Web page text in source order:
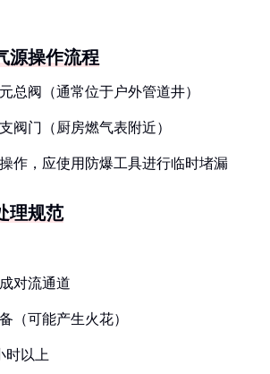
源操作流程
总阀（通常位于户外管道井）
阀门（厨房燃气表附近）
作，应使用防爆工具进行临时堵漏
理规范
对流通道
（可能产生火花）
时以上